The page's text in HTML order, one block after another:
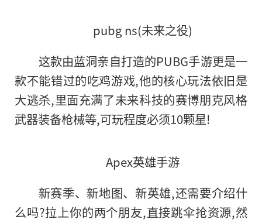
pubg ns(未来之役)
这款由蓝洞亲自打造的PUBG手游更是一
款不能错过的吃鸡游戏,他的核心玩法依旧是
大逃杀,里面充满了未来科技的赛博朋克风格
武器装备枪械等,可玩程度必须10颗星!
Apex英雄手游
新赛季、新地图、新英雄,还需要介绍什
么吗?拉上你的两个朋友,直接跳伞抢资源,然